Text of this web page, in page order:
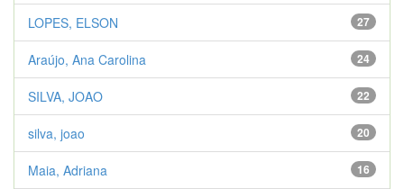
27
LOPES, ELSON
24
Araújo, Ana Carolina
22
SILVA, JOAO
20
silva, joao
16
Maia, Adriana